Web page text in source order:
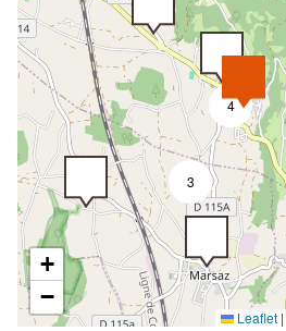
4
3
+
−
Leaflet |